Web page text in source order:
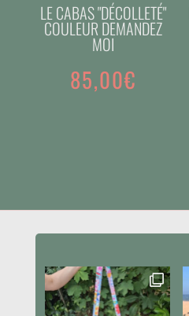
LE CABAS "DÉCOLLETÉ"
COULEUR DEMANDEZ
MOI
85,00€